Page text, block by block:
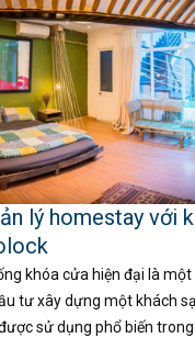
lý homestay với
khóa cửa hiện đại là
tư xây dựng một khách
sử dụng phổ biến